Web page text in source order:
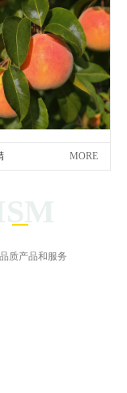
MORE
质产品和服务